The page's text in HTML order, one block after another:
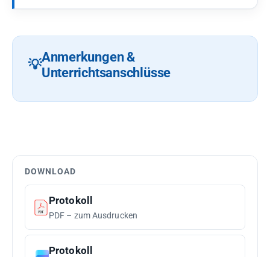
Anmerkungen &
Unterrichtsanschlüsse
DOWNLOAD
Protokoll
PDF – zum Ausdrucken
Protokoll